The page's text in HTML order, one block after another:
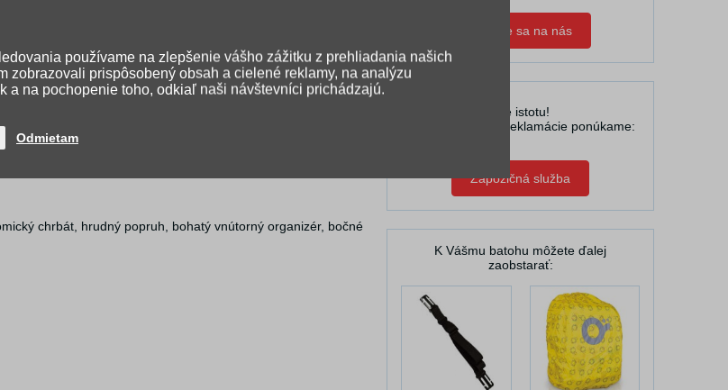
chrbát, hrudný popruh, bohatý vnútorný organizér, bočné
Obráťte sa na nás
U nás máte istotu!
V prípade reklamácie ponúkame:
Zápožičná služba
K Vášmu batohu môžete ďalej
zaobstarať:
používame na zlepšenie vášho zážitku z prehliadania našich
zobrazovali prispôsobený obsah a cielené reklamy, na analýzu
a na pochopenie toho, odkiaľ naši návštevníci prichádzajú.
Odmietam